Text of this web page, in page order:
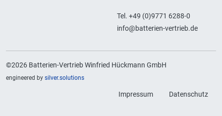
Tel. +49 (0)9771 6288-0
info@batterien-vertrieb.de
©2026 Batterien-Vertrieb Winfried Hückmann GmbH
engineered by silver.solutions
Impressum Datenschutz